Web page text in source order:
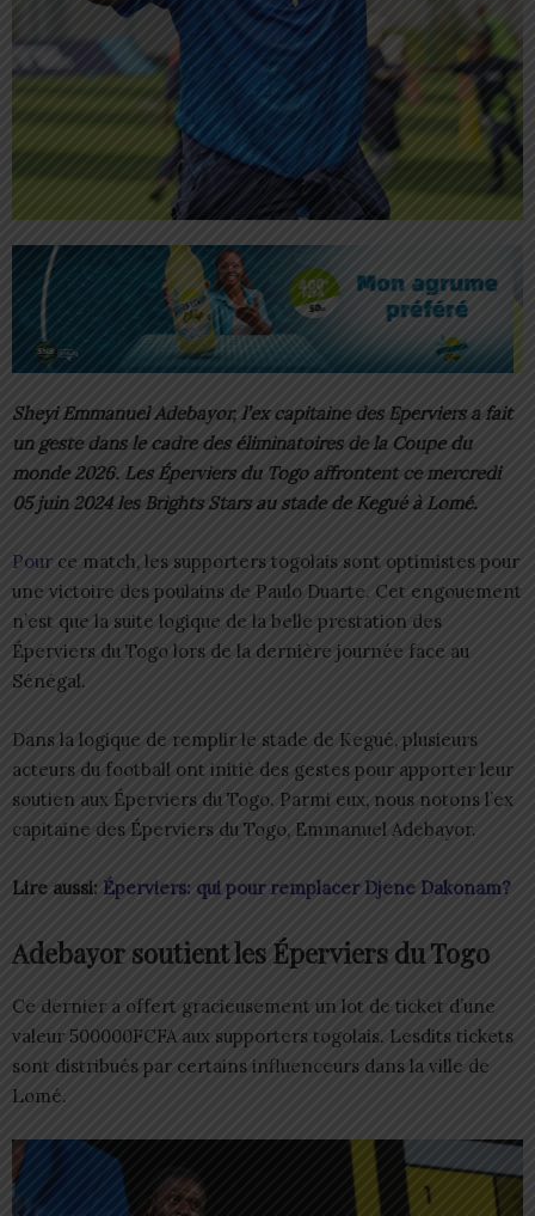
Sheyi Emmanuel Adebayor, l’ex capitaine des Eperviers a fait
un geste dans le cadre des éliminatoires de la Coupe du
monde 2026. Les Éperviers du Togo affrontent ce mercredi
05 juin 2024 les Brights Stars au stade de Kegué à Lomé.
Pour ce match, les supporters togolais sont optimistes pour
une victoire des poulains de Paulo Duarte. Cet engouement
n’est que la suite logique de la belle prestation des
Éperviers du Togo lors de la dernière journée face au
Sénégal.
Dans la logique de remplir le stade de Kegué, plusieurs
acteurs du football ont initié des gestes pour apporter leur
soutien aux Éperviers du Togo. Parmi eux, nous notons l’ex
capitaine des Éperviers du Togo, Emmanuel Adebayor.
Lire aussi: Éperviers: qui pour remplacer Djene Dakonam?
Adebayor soutient les Éperviers du Togo
Ce dernier a offert gracieusement un lot de ticket d’une
valeur 500000FCFA aux supporters togolais. Lesdits tickets
sont distribués par certains influenceurs dans la ville de
Lomé.